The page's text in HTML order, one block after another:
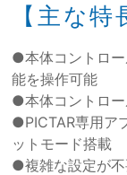
【主な特
●本体コントロ
能を操作可能
●本体コントロ
●PICTAR専用ア
ットモード搭載
●複雑な設定が